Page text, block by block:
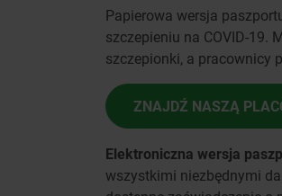
Papierowa wersja
szczepieniu na COVID-19.
szczepionki, a pracownicy
ZNAJDŹ NASZĄ
Elektroniczna wersja
wszystkimi niezbędnymi